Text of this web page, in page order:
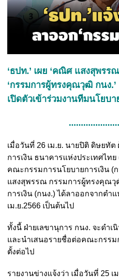
‘ธปท.’ เผย ‘คณิศ แสงสุพรร
‘กรรมการผู้ทรงคุณวุฒิ กนง
เปิดตัวเข้าร่วมงานทีมนโยบา
เมื่อวันที่ 26 เม.ย. นายปิติ ดิษยทัต
การเงิน ธนาคารแห่งประเทศไท
คณะกรรมการนโยบายการเงิน (
แสงสุพรรณ กรรมการผู้ทรงคุณ
การเงิน (กนง.) ได้ลาออกจากตำ
เม.ย.2566 เป็นต้นไป
ทั้งนี้ ฝ่ายเลขานุการ กนง. จะดำ
และนำเสนอรายชื่อต่อคณะกรร
ตั้งต่อไป
รายงานข่างแจ้งว่า เมื่อวันที่ 25